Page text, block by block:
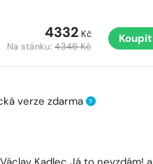
4332 Kč
Na stánku:4346 Kč
Koupit
verze zdarma ?